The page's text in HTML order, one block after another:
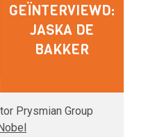
GEÏNTERVIEWD:
JASKA DE
BAKKER
Prysmian Group